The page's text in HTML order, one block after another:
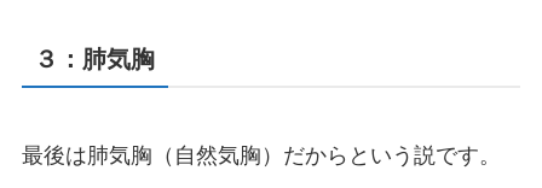
３：肺気胸
最後は肺気胸（自然気胸）だからという説です。